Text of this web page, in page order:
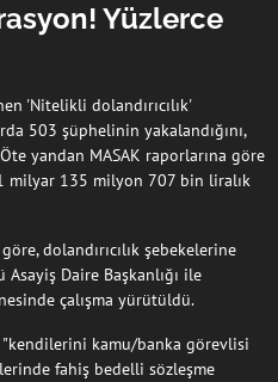
Yüzlerce
'Nitelikli dolandırıcılık'
503 şüphelinin yakalandığını,
yandan MASAK raporlarına göre
milyar 135 milyon 707 bin liralık
dolandırıcılık şebekelerine
Daire Başkanlığı ile
çalışma yürütüldü.
kamu/banka görevlisi
fahiş bedelli sözleşme